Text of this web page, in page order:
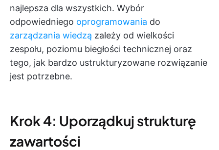
najlepsza dla wszystkich. Wybór
odpowiedniego oprogramowania do
zarządzania wiedzą zależy od wielkości
zespołu, poziomu biegłości technicznej oraz
tego, jak bardzo ustrukturyzowane rozwiązanie
jest potrzebne.
Krok 4: Uporządkuj strukturę
zawartości